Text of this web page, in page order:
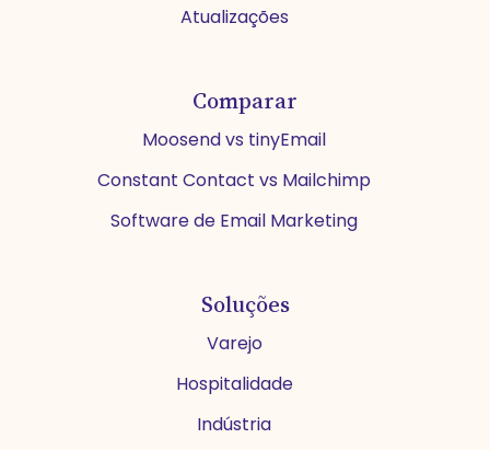
Atualizações
Comparar
Moosend vs tinyEmail
Constant Contact vs Mailchimp
Software de Email Marketing
Soluções
Varejo
Hospitalidade
Indústria